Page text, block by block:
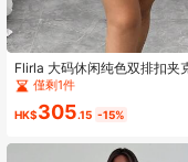
Flirla 大码休闲纯色双排扣夹
套装，秋季
僅剩1件
HK$305.15 -15%